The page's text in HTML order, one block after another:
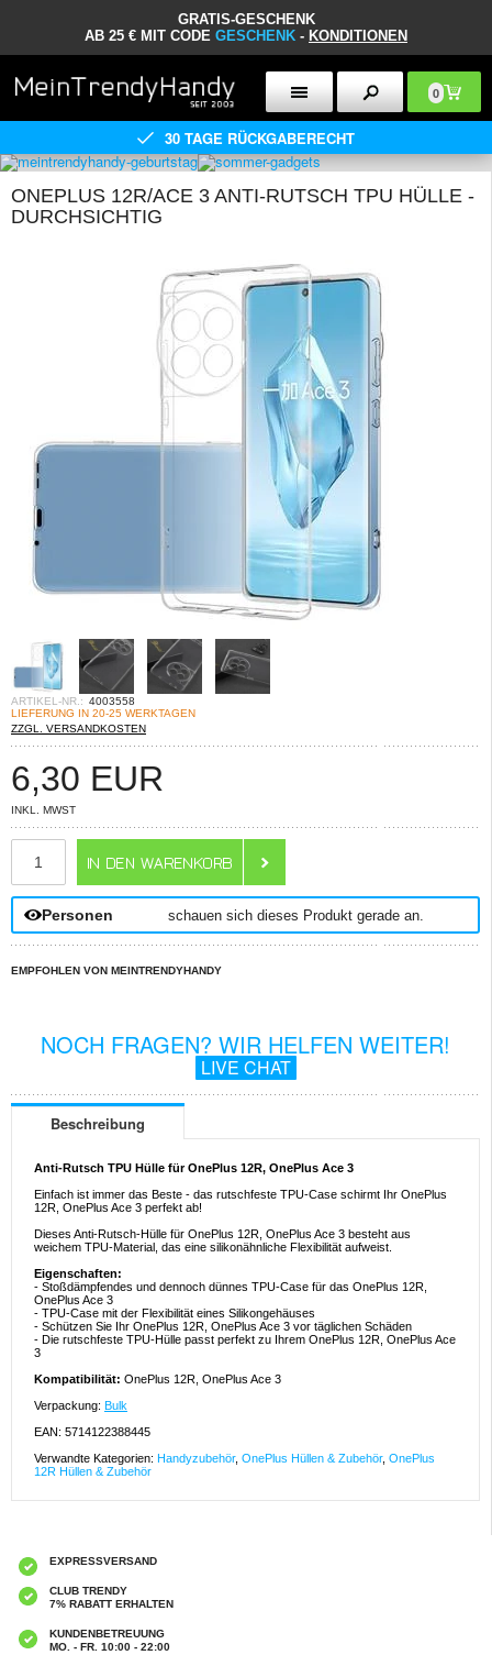
GRATIS-GESCHENK
AB 25 € MIT CODE GESCHENK - KONDITIONEN
0
30 TAGE RÜCKGABERECHT
ONEPLUS 12R/ACE 3 ANTI-RUTSCH TPU HÜLLE -
DURCHSICHTIG
ARTIKEL-NR.: 4003558
LIEFERUNG IN 20-25 WERKTAGEN
ZZGL. VERSANDKOSTEN
6,30 EUR
INKL. MWST
Personen schauen sich dieses Produkt gerade an.
EMPFOHLEN VON MEINTRENDYHANDY
NOCH FRAGEN? WIR HELFEN WEITER!
LIVE CHAT
Beschreibung
Anti-Rutsch TPU Hülle für OnePlus 12R, OnePlus Ace 3
Einfach ist immer das Beste - das rutschfeste TPU-Case schirmt Ihr OnePlus
12R, OnePlus Ace 3 perfekt ab!
Dieses Anti-Rutsch-Hülle für OnePlus 12R, OnePlus Ace 3 besteht aus
weichem TPU-Material, das eine silikonähnliche Flexibilität aufweist.
Eigenschaften:
- Stoßdämpfendes und dennoch dünnes TPU-Case für das OnePlus 12R,
OnePlus Ace 3
- TPU-Case mit der Flexibilität eines Silikongehäuses
- Schützen Sie Ihr OnePlus 12R, OnePlus Ace 3 vor täglichen Schäden
- Die rutschfeste TPU-Hülle passt perfekt zu Ihrem OnePlus 12R, OnePlus Ace
3
Kompatibilität: OnePlus 12R, OnePlus Ace 3
Verpackung: Bulk
EAN: 5714122388445
Verwandte Kategorien: Handyzubehör, OnePlus Hüllen & Zubehör, OnePlus
12R Hüllen & Zubehör
EXPRESSVERSAND
CLUB TRENDY
7% RABATT ERHALTEN
KUNDENBETREUUNG
MO. - FR. 10:00 - 22:00